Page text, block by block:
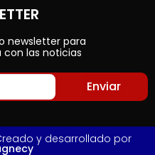
newsletter para
las noticias
Enviar
y desarrollado por